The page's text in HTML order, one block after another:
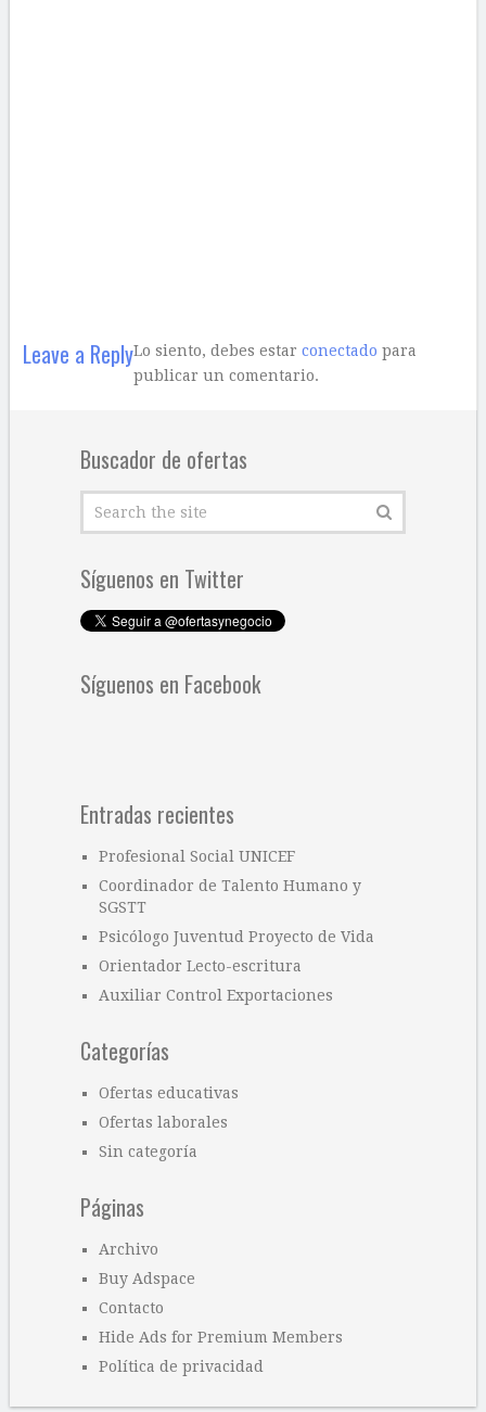
Leave a ReplyLo siento, debes estar conectado para
publicar un comentario.
Buscador de ofertas
Síguenos en Twitter
Síguenos en Facebook
Entradas recientes
Profesional Social UNICEF
Coordinador de Talento Humano y
SGSTT
Psicólogo Juventud Proyecto de Vida
Orientador Lecto-escritura
Auxiliar Control Exportaciones
Categorías
Ofertas educativas
Ofertas laborales
Sin categoría
Páginas
Archivo
Buy Adspace
Contacto
Hide Ads for Premium Members
Política de privacidad